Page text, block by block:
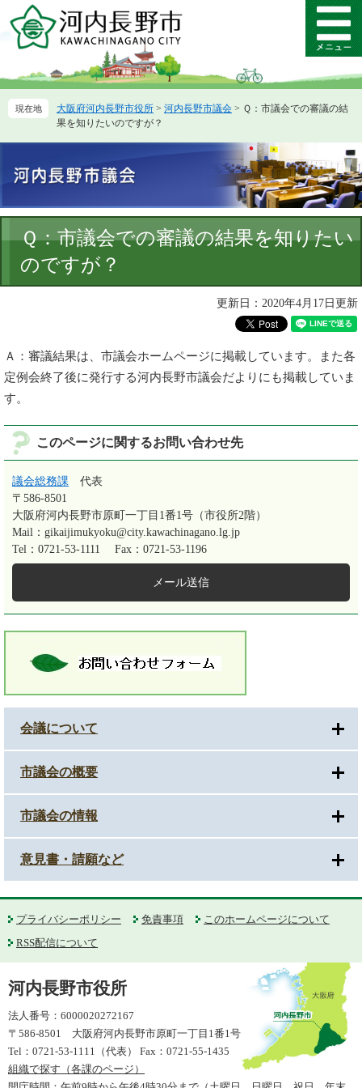
ー
先
ニ
を
て
メ
ニ
ー
大阪府河内長野市役所 > 河内長野市議会 > Ｑ：市議会での審議の結
果を知りたいのですが？
文
Ｑ：市議会での審議の結果を知りたい
のですが？
更新日：2020年4月17日更新
Ａ：審議結果は、市議会ホームページに掲載しています。また各
定例会終了後に発行する河内長野市議会だよりにも掲載していま
す。
このページに関するお問い合わせ先
議会総務課
代表
〒586-8501
大阪府河内長野市原町一丁目1番1号（市役所2階）
Mail：gikaijimukyoku@city.kawachinagano.lg.jp
Tel：0721-53-1111
Fax：0721-53-1196
メール送信
会議について
市議会の概要
市議会の情報
意見書・請願など
プライバシーポリシー 免責事項
このホームページについて
RSS配信について
河内長野市役所
法人番号：6000020272167
〒586-8501 大阪府河内長野市原町一丁目1番1号
Tel：0721-53-1111（代表） Fax：0721-55-1435
組織で探す（各課のページ）